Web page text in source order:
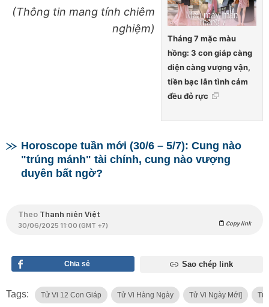
Tháng 7 mặc màu
hồng: 3 con giáp càng
diện càng vượng vận,
tiền bạc lẫn tình cảm
đều đỏ rực
(Thông tin mang tính chiêm
nghiệm)
Horoscope tuần mới (30/6 – 5/7): Cung nào
"trúng mánh" tài chính, cung nào vượng
duyên bất ngờ?
Theo Thanh niên Việt
30/06/2025 11:00 (GMT +7) Copy link
Chia sẻ Sao chép link
Tags: Tử Vi 12 Con Giáp Tử Vi Hàng Ngày Tử Vi Ngày Mới] Tử